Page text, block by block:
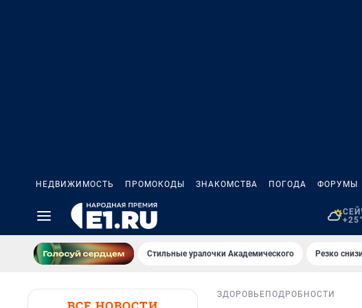
НЕДВИЖИМОСТЬ ПРОМОКОДЫ ЗНАКОМСТВА ПОГОДА ФОРУМЫ
Стильные уралочки Академического Резко
ЗДОРОВЬЕ ПОДРОБНОСТИ